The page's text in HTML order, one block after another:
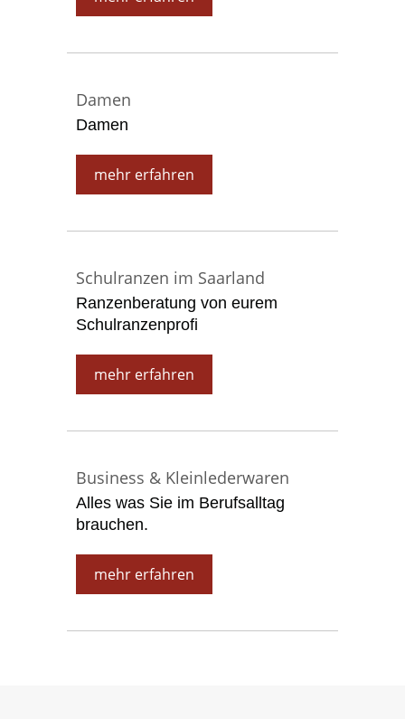
Damen
Damen
mehr erfahren
Schulranzen im Saarland
Ranzenberatung von eurem
Schulranzenprofi
mehr erfahren
Business & Kleinlederwaren
Alles was Sie im Berufsalltag
brauchen.
mehr erfahren